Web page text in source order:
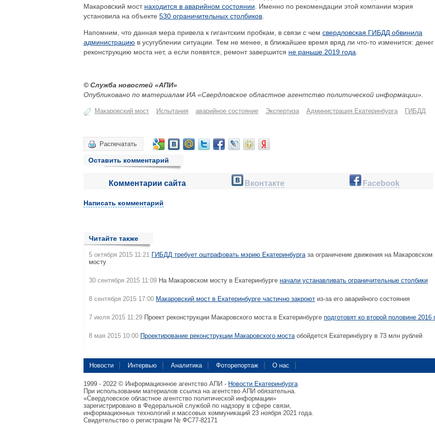
Макаровский мост находится в аварийном состоянии . Именно по рекомендации этой компании мэрия
установила на объекте 530 ограничительных столбиков
Напомним, что данная мера привела к гигантским пробкам, в связи с чем свердловская ГИБДД обвинила
администрацию в усугублении ситуации. Тем не менее, в ближайшее время вряд ли что-то изменится:
реконструкцию моста нет, а если появятся, ремонт завершится не раньше 2019 года
© Служба новостей «АПИ»
Опубликовано по материалам ИА «Свердловское областное агентство политической информации».
Макаровский мост Испытания аварийное состояние Экспертиза Администрация Екатеринбурга ГИБДД
Распечатать
Оставить комментарий
Комментарии сайта Вконтакте Facebook
Написать комментарий
Читайте также
5 октября 2015 11:21 ГИБДД требует оштрафовать мэрию Екатеринбургаза ограничение движения на Макаровском
мосту
30 сентября 2015 11:09 На Макаровском мосту в Екатеринбурге начали устанавливать ограничительные столбики
8 сентября 2015 17:00 Макаровский мост в Екатеринбурге частично закроют из-за его аварийного состояния
7 июля 2015 11:29 Проект реконструкции Макаровского моста в Екатеринбурге подготовят ко второй половине 2016
8 мая 2015 10:00 Проектирование реконструкции Макаровского мостаобойдется Екатеринбургу в 73 млн рублей
Новости Интервью Аналитика Фоторепортаж О нас
1999 - 2022 © Информационное агентство АПИ - Новости Екатеринбурга
При использовании материалов ссылка на агентство АПИ обязательна.
«Свердловское областное агентство политической информации»
зарегистрировано в Федеральной службой по надзору в сфере связи,
информационных технологий и массовых коммуникаций 23 ноября 2021 года.
Свидетельство о регистрации № ФС77-82171